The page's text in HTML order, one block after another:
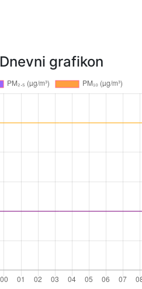
Dnevni grafikon